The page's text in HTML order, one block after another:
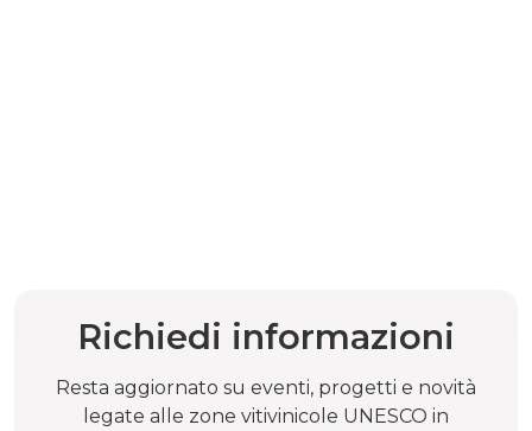
Richiedi informazioni
Resta aggiornato su eventi, progetti e novità
legate alle zone vitivinicole UNESCO in